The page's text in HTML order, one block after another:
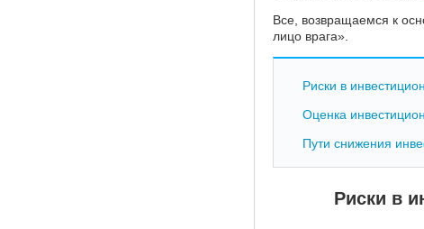
Все, возвращаемся к
лицо врага».
Риски в
Оценка
Пути снижения
Риски в